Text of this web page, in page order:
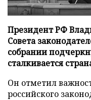
Президент РФ
Совета
собрании
сталкивается
Он отметил
российского